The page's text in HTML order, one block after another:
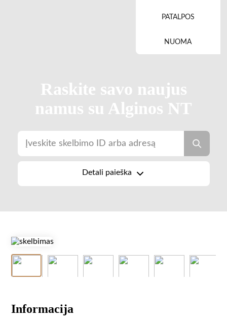
PATALPOS
NUOMA
Raskite savo naujus
namus su Alginos NT
Detali paieška
Informacija